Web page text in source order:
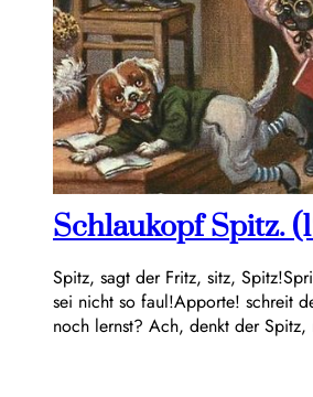
Schlaukopf Spitz.
Spitz, sagt der Fritz, sitz,
sei nicht so faul!Apporte! schreit
noch lernst? Ach, denkt der